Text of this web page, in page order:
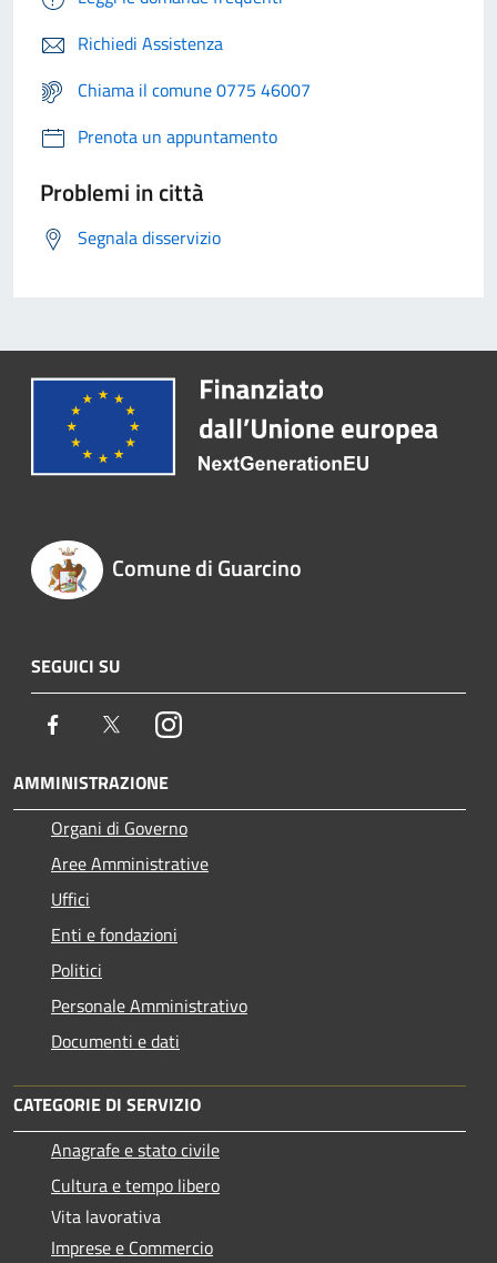
Richiedi Assistenza
Chiama il comune 0775 46007
Prenota un appuntamento
Problemi in città
Segnala disservizio
Comune di Guarcino
SEGUICI SU
Facebook TwitterInstagram
AMMINISTRAZIONE
Organi di Governo
Aree Amministrative
Uffici
Enti e fondazioni
Politici
Personale Amministrativo
Documenti e dati
CATEGORIE DI SERVIZIO
Anagrafe e stato civile
Cultura e tempo libero
Vita lavorativa
Imprese e Commercio